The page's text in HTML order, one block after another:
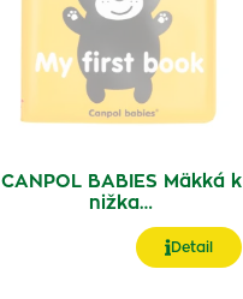
CANPOL BABIES Mäkká k
nižka…
Detail